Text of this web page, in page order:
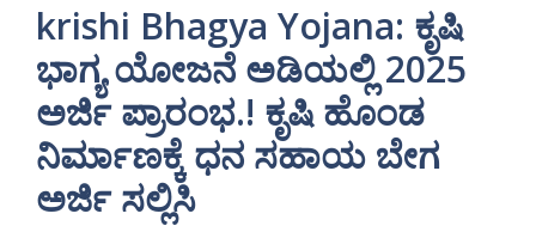
krishi Bhagya Yojana: ಕೃಷಿ
ಭಾಗ್ಯ ಯೋಜನೆ ಅಡಿಯಲ್ಲಿ 2025
ಅರ್ಜಿ ಪ್ರಾರಂಭ.! ಕೃಷಿ ಹೊಂಡ
ನಿರ್ಮಾಣಕ್ಕೆ ಧನ ಸಹಾಯ ಬೇಗ
ಅರ್ಜಿ ಸಲ್ಲಿಸಿ